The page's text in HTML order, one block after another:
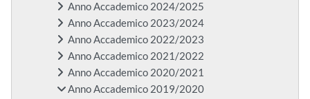
Anno Accademico 2024/2025
Anno Accademico 2023/2024
Anno Accademico 2022/2023
Anno Accademico 2021/2022
Anno Accademico 2020/2021
Anno Accademico 2019/2020